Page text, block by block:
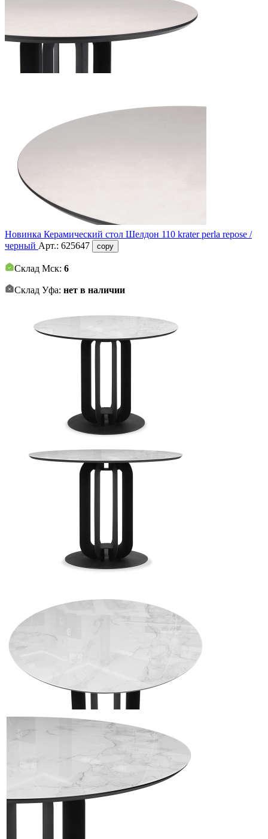
Новинка Керамический стол Шелдон 110 krater perla repose /
черный Арт.: 625647 copy
Склад Мск: 6
Склад Уфа: нет в наличии